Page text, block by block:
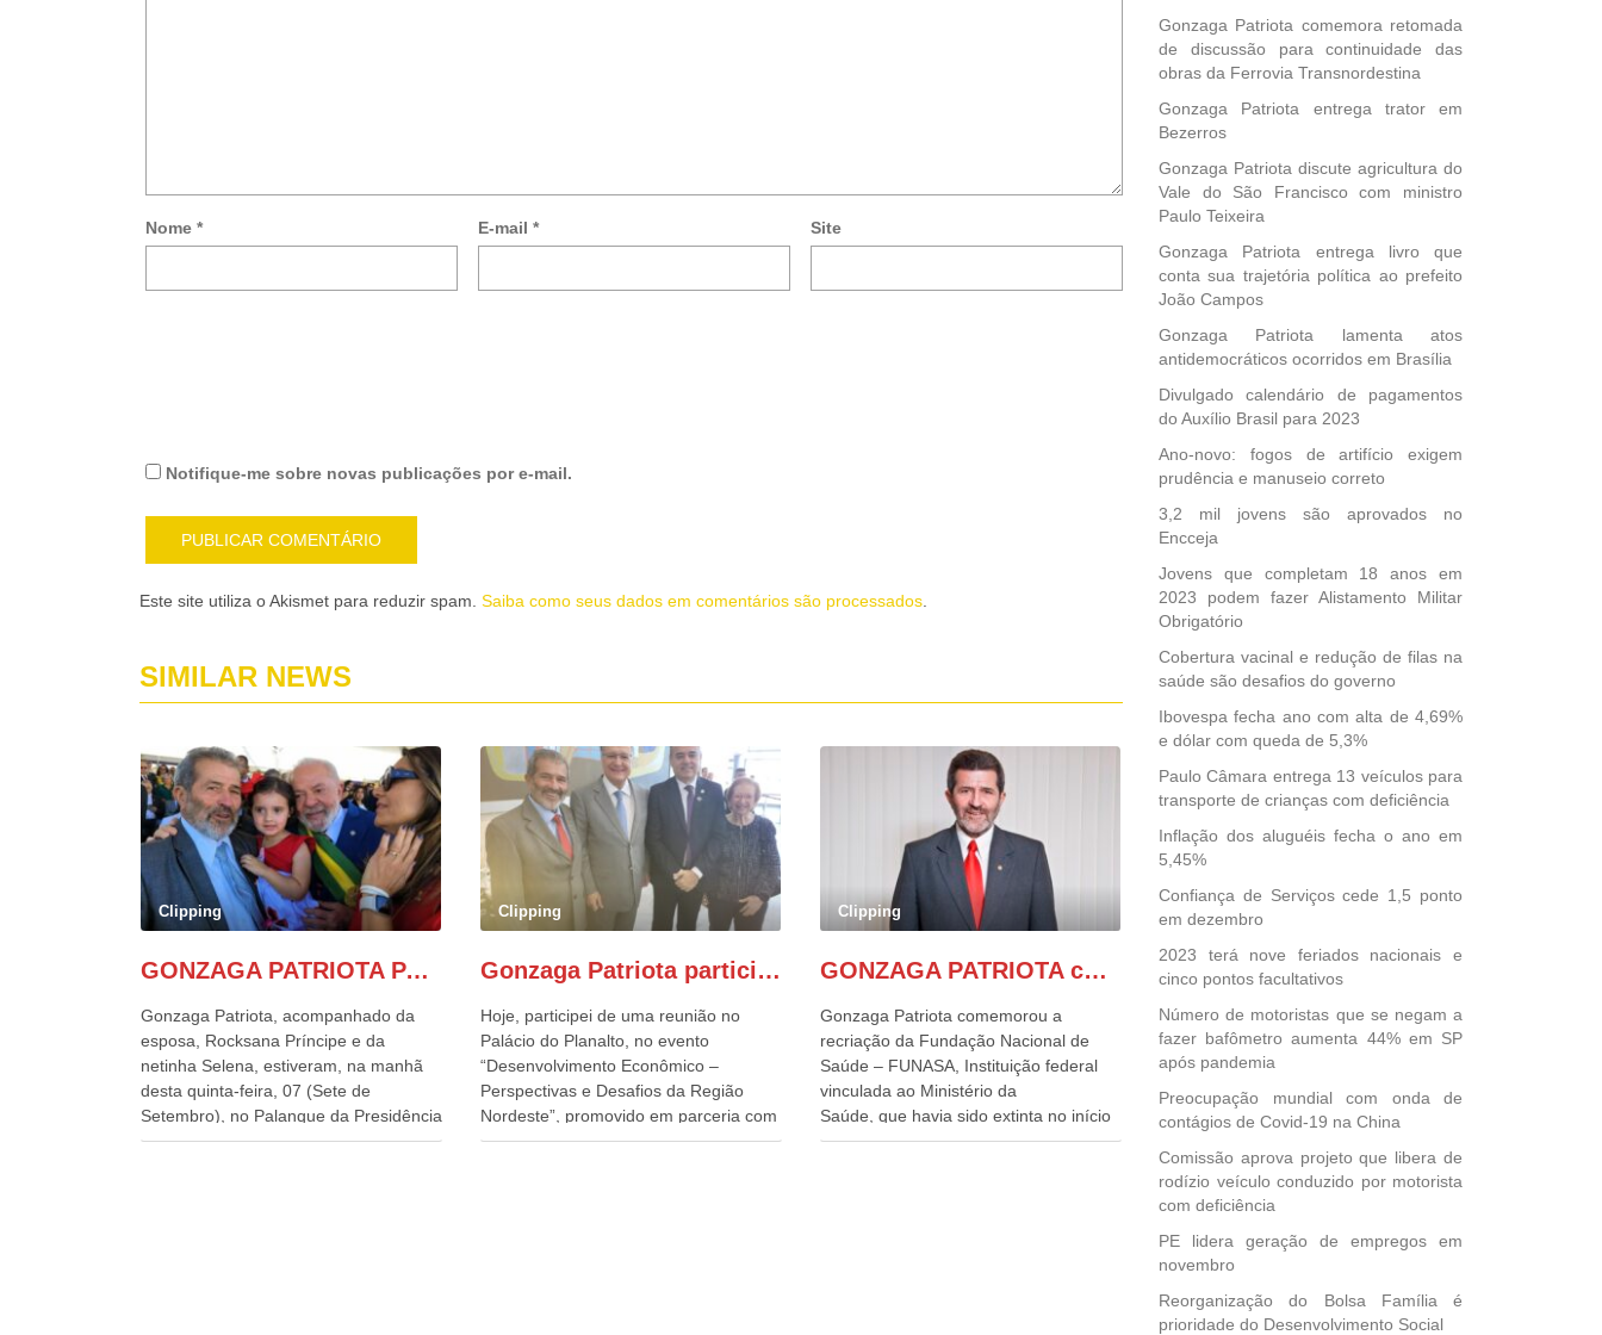
Nome * E-mail *
Site
Notifique-
sobre
comentários
mail.
Notifique-me sobre novas publicações por e-mail.
Este site utiliza o Akismet para reduzir spam. Saiba como seus dados em comentários são processados
SIMILAR NEWS
Clipping
GONZAGA PATRIOTA PARTICIPA DO DESFILE DA INDEPENDÊNCIA NO PALANQUE DA PRESIDÊNCIA DA REPÚBLICA E É ABRAÇADO POR LULA E POR GERALDO ALCKMIN.
Gonzaga Patriota, acompanhado da
esposa, Rocksana Príncipe e da
netinha Selena, estiveram, na manhã
desta quinta-feira, 07 (Sete de
Setembro), no Palanque da Presidência
da República, onde foram abraçados
Clipping
Gonzaga Patriota participa de evento em prol do desenvolvimento do Nordeste
Hoje, participei de uma reunião no
Palácio do Planalto, no evento
“Desenvolvimento Econômico –
Perspectivas e Desafios da Região
Nordeste”, promovido em parceria com
o Consórcio Nordeste. Na pauta do
Clipping
GONZAGA PATRIOTA comemora o retorno da FUNASA
Gonzaga Patriota comemorou a
recriação da Fundação Nacional de
Saúde – FUNASA, Instituição federal
vinculada ao Ministério da
Saúde, que havia sido extinta no início
do terceiro governo do
Gonzaga Patriota comemora retomada
de discussão para continuidade das
obras da Ferrovia Transnordestina
Gonzaga Patriota entrega trator em
Bezerros
Gonzaga Patriota discute agricultura do
Vale do São Francisco com ministro
Paulo Teixeira
Gonzaga Patriota entrega livro que
conta sua trajetória política ao prefeito
João Campos
Gonzaga Patriota lamenta atos
antidemocráticos ocorridos em Brasília
Divulgado calendário de pagamentos
do Auxílio Brasil para 2023
Ano-novo: fogos de artifício exigem
prudência e manuseio correto
3,2 mil jovens são aprovados no
Encceja
Jovens que completam 18 anos em
2023 podem fazer Alistamento Militar
Obrigatório
Cobertura vacinal e redução de filas na
saúde são desafios do governo
Ibovespa fecha ano com alta de 4,69%
e dólar com queda de 5,3%
Paulo Câmara entrega 13 veículos para
transporte de crianças com deficiência
Inflação dos aluguéis fecha o ano em
5,45%
Confiança de Serviços cede 1,5 ponto
em dezembro
2023 terá nove feriados nacionais e
cinco pontos facultativos
Número de motoristas que se negam a
fazer bafômetro aumenta 44% em SP
após pandemia
Preocupação mundial com onda de
contágios de Covid-19 na China
Comissão aprova projeto que libera de
rodízio veículo conduzido por motorista
com deficiência
PE lidera geração de empregos em
novembro
Reorganização do Bolsa Família é
prioridade do Desenvolvimento Social